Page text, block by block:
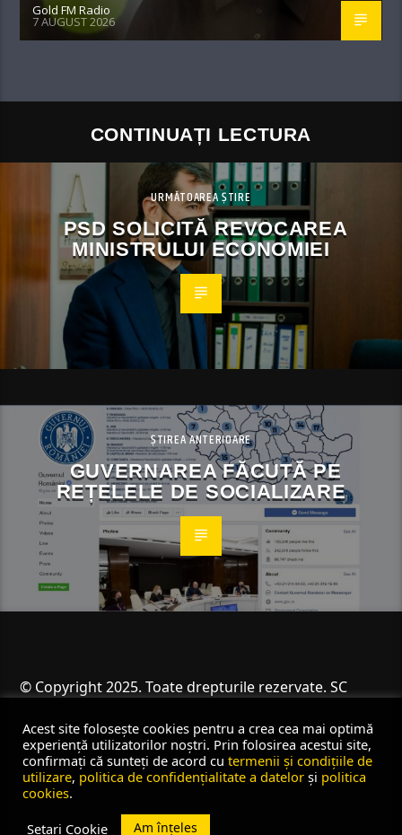
Gold FM Radio
7 AUGUST 2026
CONTINUAȚI LECTURA
URMĂTOAREA ȘTIRE
PSD SOLICITĂ REVOCAREA
MINISTRULUI ECONOMIEI
ȘTIREA ANTERIOARE
GUVERNAREA FĂCUTĂ PE
REȚELELE DE SOCIALIZARE
© Copyright 2025. Toate drepturile rezervate. SC
Acest site folosește cookies pentru a crea cea mai optimă
experiență utilizatorilor noștri. Prin folosirea acestui site,
confirmați că sunteți de acord cu termenii și condițiile de
utilizare, politica de confidențialitate a datelor și politica
cookies.
Setari Cookie
Am înțeles